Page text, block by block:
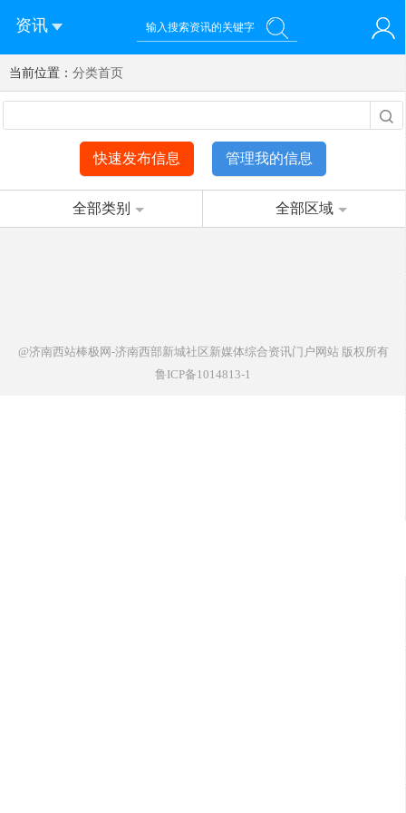
资讯
您好！欢迎来到济南西站棒极网-济南西部新城社区新媒体综
合资讯门户网站
登录 注册 微信快速登录
当前位置： 分类首页
快速发布信息 管理我的信息
全部类别 全部区域
@济南西站棒极网-济南西部新城社区新媒体综合资讯门户网站版权所有
鲁ICP备1014813-1